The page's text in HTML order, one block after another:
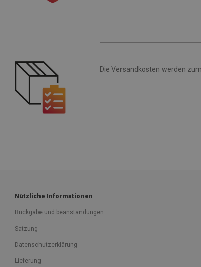
Die Versandkosten werden
Nützliche Informationen
Rückgabe und beanstandungen
Satzung
Datenschutzerklärung
Lieferung